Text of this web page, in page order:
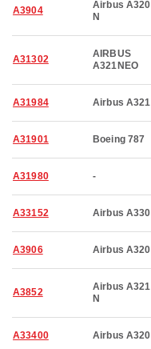
A3904
Airbus A320
N
A31302
AIRBUS
A321NEO
A31984 Airbus A321
A31901 Boeing 787
A31980 -
A33152 Airbus A330
A3906 Airbus A320
A3852
Airbus A321
N
A33400 Airbus A320